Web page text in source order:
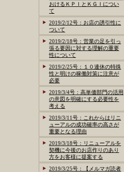
おけるＫＰＩとＫＧＩについ
て
2019/2/12号：お店の誘引性に
ついて
2019/2/18号：営業の足を引っ
張る要因に対する理解の重要
性について
2019/2/25号：１０連休の特殊
性と明けの稼働対策に注意が
必要
2019/3/4号：高単価部門の活用
の意図を明確にする必要性を
考える
2019/3/11号：これからはリニ
ューアルの成功確率の高さが
重要となる理由
2019/3/18号：リニューアルを
契機に今後のお店作りのあり
方をお客様に提案する
2019/3/25号：【メルマガ読者